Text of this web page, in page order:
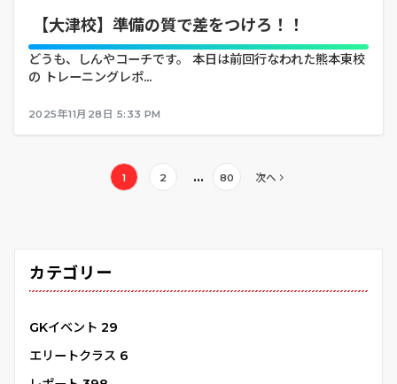
【大津校】準備の質で差をつけろ！！
どうも、しんやコーチです。 本日は前回行なわれた熊本東校
の トレーニングレポ...
2025年11月28日 5:33 PM
ー
1 2 … 80 次へ
カテゴリー
GKイベント 29
エリートクラス 6